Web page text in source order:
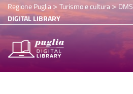
Regione Puglia> Turismo e cultura>DMS
DIGITAL LIBRARY